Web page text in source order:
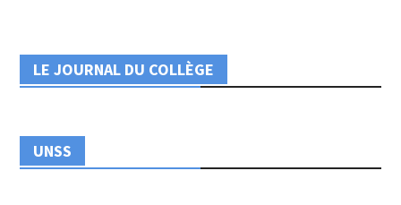
LE JOURNAL DU COLLÈGE
UNSS